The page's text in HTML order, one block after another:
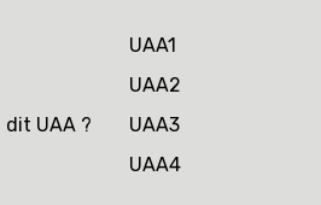
dit UAA ?
UAA1
UAA2
UAA3
UAA4